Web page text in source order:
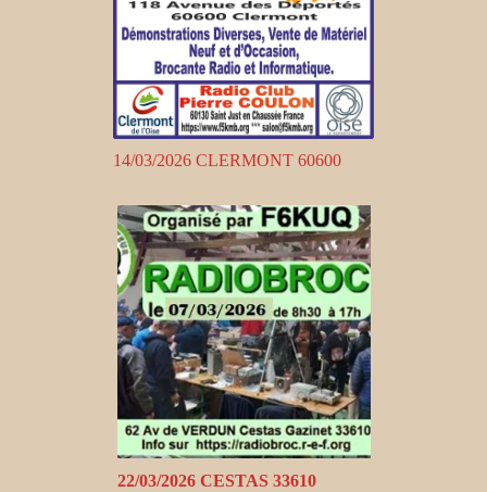
14/03/2026 CLERMONT 60600
22/03/2026 CESTAS 33610